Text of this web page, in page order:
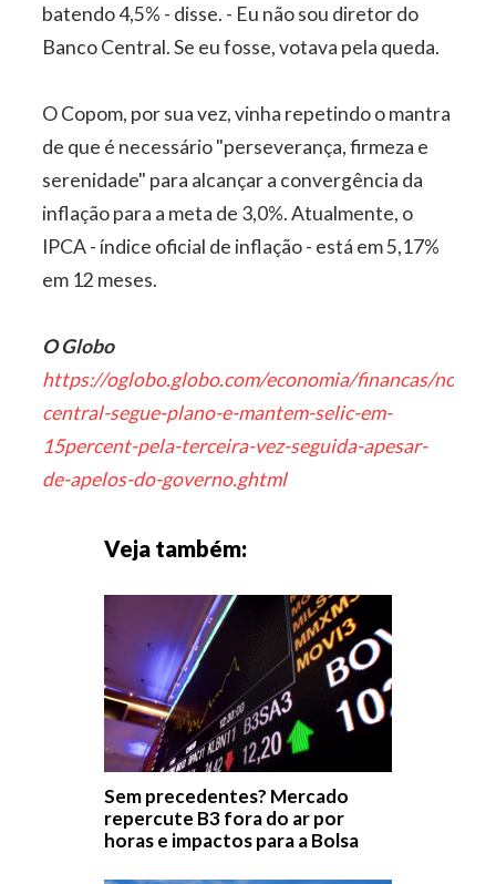
batendo 4,5% - disse. - Eu não sou diretor do
Banco Central. Se eu fosse, votava pela queda.
O Copom, por sua vez, vinha repetindo o mantra
de que é necessário "perseverança, firmeza e
serenidade" para alcançar a convergência da
inflação para a meta de 3,0%. Atualmente, o
IPCA - índice oficial de inflação - está em 5,17%
em 12 meses.
O Globo
https://oglobo.globo.com/economia/financas/
central-segue-plano-e-mantem-selic-em-
15percent-pela-terceira-vez-seguida-apesar-
de-apelos-do-governo.ghtml
Veja também:
Sem precedentes? Mercado
repercute B3 fora do ar por
horas e impactos para a Bolsa